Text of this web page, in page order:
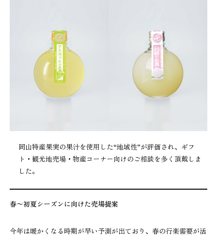
岡山特産果実の果汁を使用した“地域性”が評価され、ギフ
ト・観光地売場・物産コーナー向けのご相談を多く頂戴しま
した。
春〜初夏シーズンに向けた売場提案
今年は暖かくなる時期が早い予測が出ており、春の行楽需要が活